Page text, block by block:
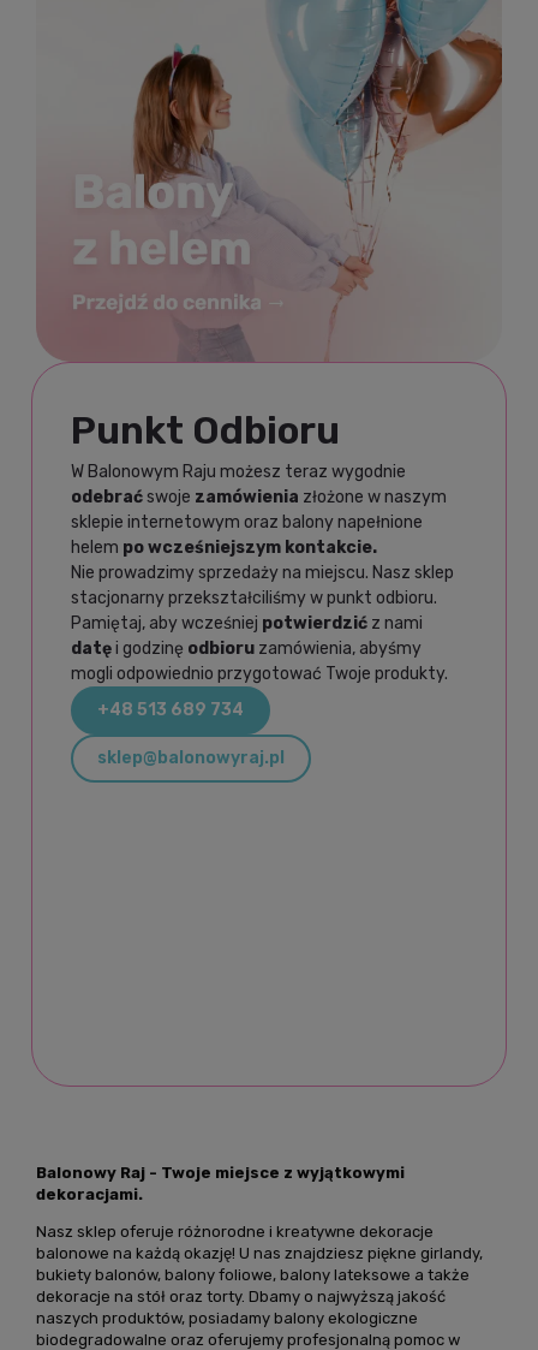
Punkt Odbioru
W Balonowym Raju możesz teraz wygodnie
odebraćswoje zamówienia złożone w naszym
sklepie internetowym oraz balony napełnione
helem po wcześniejszym kontakcie.
Nie prowadzimy sprzedaży na miejscu. Nasz sklep
stacjonarny przekształciliśmy w punkt odbioru.
Pamiętaj, aby wcześniej potwierdzić z nami
datęi godzinę odbioru zamówienia, abyśmy
mogli odpowiednio przygotować Twoje produkty.
+48 513 689 734
sklep@balonowyraj.pl
Balonowy Raj - Twoje miejsce z wyjątkowymi
dekoracjami.
Nasz sklep oferuje różnorodne i kreatywne dekoracje
balonowe na każdą okazję! U nas znajdziesz piękne girlandy,
bukiety balonów, balony foliowe, balony lateksowe a także
dekoracje na stół oraz torty. Dbamy o najwyższą jakość
naszych produktów, posiadamy balony ekologiczne
biodegradowalne oraz oferujemy profesjonalną pomoc w